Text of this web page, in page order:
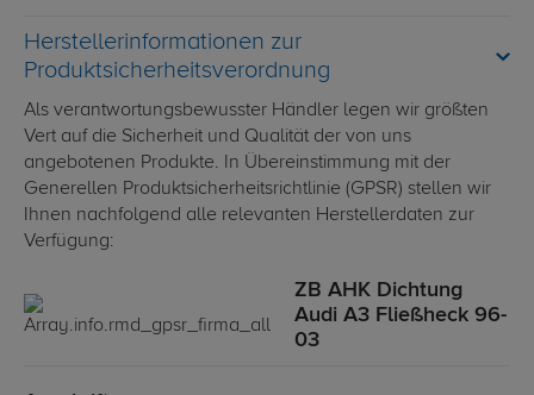
Herstellerinformationen zur
Produktsicherheitsverordnung
Als verantwortungsbewusster Händler legen wir größten
Vert auf die Sicherheit und Qualität der von uns
angebotenen Produkte. In Übereinstimmung mit der
Generellen Produktsicherheitsrichtlinie (GPSR) stellen wir
Ihnen nachfolgend alle relevanten Herstellerdaten zur
Verfügung:
ZB AHK Dichtung
Audi A3 Fließheck 96-
03